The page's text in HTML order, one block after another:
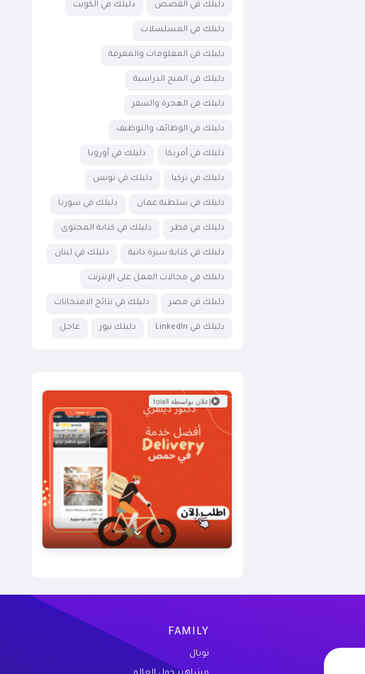
دليلك في القصص دليلك في الكويت
دليلك في المسلسلات
دليلك في المعلومات والمعرفة
دليلك في المنح الدراسية
دليلك في الهجرة والسفر
دليلك في الوظائف والتوظيف
دليلك في أمريكا دليلك في أوروبا
دليلك في تركيا دليلك في تونس
دليلك في سلطنة عمان دليلك في سوريا
دليلك في قطر دليلك في كتابة المحتوى
دليلك في كتابة سيرة ذاتية دليلك في لبنان
دليلك في مجالات العمل على الإنترنت
دليلك في مصر دليلك في نتائج الامتحانات
دليلك في LinkedIn دليلك نيوز عاجل
إعلان بواسطة toiall
FAMILY
تويال